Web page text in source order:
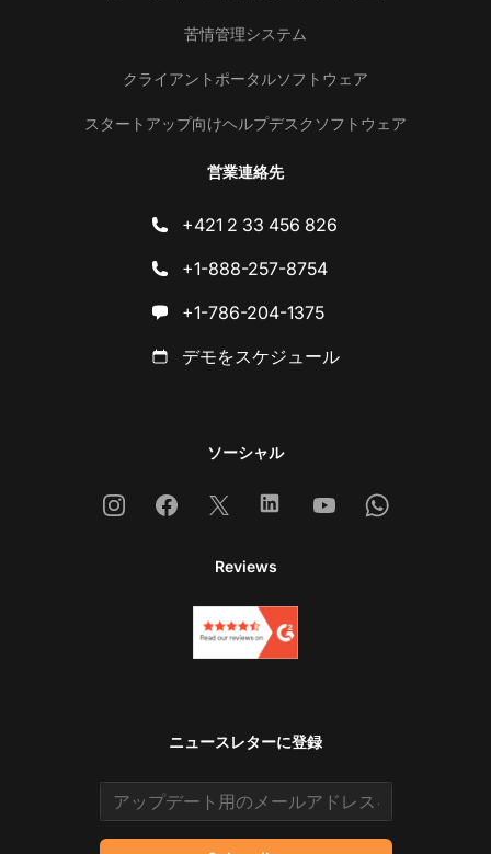
苦情管理システム
クライアントポータルソフトウェア
スタートアップ向けヘルプデスクソフトウェア
営業連絡先
+421 2 33 456 826
+1-888-257-8754
+1-786-204-1375
デモをスケジュール
ソーシャル
InstagramFacebook
X LinkedinYoutubeWhatsapp
Reviews
ニュースレターに登録
Email address